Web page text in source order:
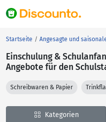
Startseite Angesagte und
Einschulung &
Angebote für den
Schreibwaren & Papier
Kategorien